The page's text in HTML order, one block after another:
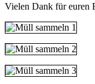
Vielen Dank für euren